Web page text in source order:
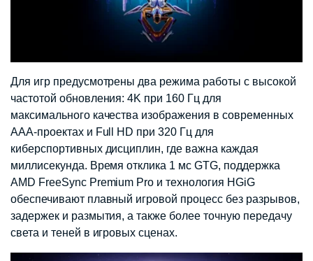
Для игр предусмотрены два режима работы с высокой
частотой обновления: 4K при 160 Гц для
максимального качества изображения в современных
AAA-проектах и Full HD при 320 Гц для
киберспортивных дисциплин, где важна каждая
миллисекунда. Время отклика 1 мс GTG, поддержка
AMD FreeSync Premium Pro и технология HGiG
обеспечивают плавный игровой процесс без разрывов,
задержек и размытия, а также более точную передачу
света и теней в игровых сценах.